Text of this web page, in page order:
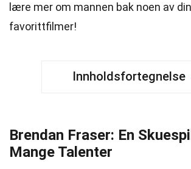
lære mer om mannen bak noen av
favorittfilmer!
Innholdsfortegnelse
Brendan Fraser: En
Mange Talenter